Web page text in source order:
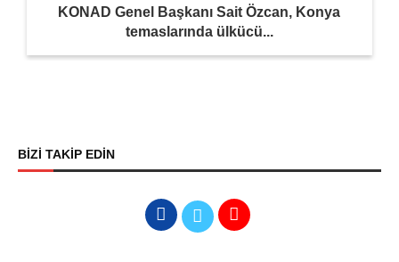
KONAD Genel Başkanı Sait Özcan, Konya
temaslarında ülkücü...
BİZİ TAKİP EDİN